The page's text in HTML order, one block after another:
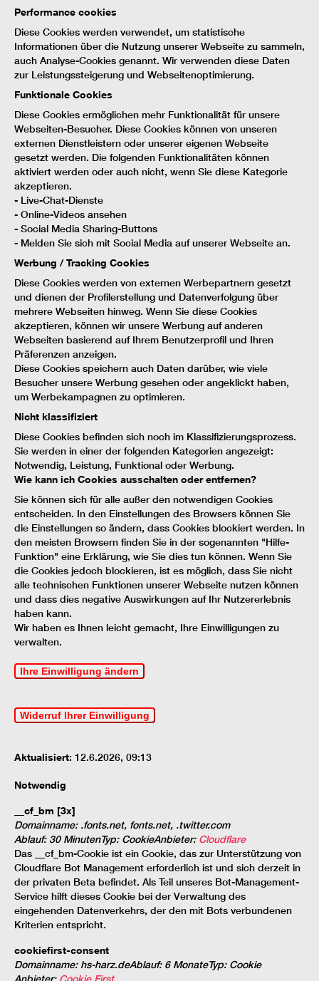
Performance cookies
Diese Cookies werden verwendet, um statistische
Informationen über die Nutzung unserer Webseite zu sammeln,
auch Analyse-Cookies genannt. Wir verwenden diese Daten
zur Leistungssteigerung und Webseitenoptimierung.
Funktionale Cookies
Diese Cookies ermöglichen mehr Funktionalität für unsere
Webseiten-Besucher. Diese Cookies können von unseren
externen Dienstleistern oder unserer eigenen Webseite
gesetzt werden. Die folgenden Funktionalitäten können
aktiviert werden oder auch nicht, wenn Sie diese Kategorie
akzeptieren.
- Live-Chat-Dienste
- Online-Videos ansehen
- Social Media Sharing-Buttons
- Melden Sie sich mit Social Media auf unserer Webseite an.
Werbung / Tracking Cookies
Diese Cookies werden von externen Werbepartnern gesetzt
und dienen der Profilerstellung und Datenverfolgung über
mehrere Webseiten hinweg. Wenn Sie diese Cookies
akzeptieren, können wir unsere Werbung auf anderen
Webseiten basierend auf Ihrem Benutzerprofil und Ihren
Präferenzen anzeigen.
Diese Cookies speichern auch Daten darüber, wie viele
Besucher unsere Werbung gesehen oder angeklickt haben,
um Werbekampagnen zu optimieren.
Nicht klassifiziert
Diese Cookies befinden sich noch im Klassifizierungsprozess.
Sie werden in einer der folgenden Kategorien angezeigt:
Notwendig, Leistung, Funktional oder Werbung.
Wie kann ich Cookies ausschalten oder entfernen?
Sie können sich für alle außer den notwendigen Cookies
entscheiden. In den Einstellungen des Browsers können Sie
die Einstellungen so ändern, dass Cookies blockiert werden. In
den meisten Browsern finden Sie in der sogenannten "Hilfe-
Funktion" eine Erklärung, wie Sie dies tun können. Wenn Sie
die Cookies jedoch blockieren, ist es möglich, dass Sie nicht
alle technischen Funktionen unserer Webseite nutzen können
und dass dies negative Auswirkungen auf Ihr Nutzererlebnis
haben kann.
Wir haben es Ihnen leicht gemacht, Ihre Einwilligungen zu
verwalten.
Ihre Einwilligung ändern
Widerruf Ihrer Einwilligung
Aktualisiert: 12.6.2026, 09:13
Notwendig
__cf_bm [3x]
Domainname: .fonts.net, fonts.net, .twitter.com
Ablauf: 30 MinutenTyp: CookieAnbieter: Cloudflare
Das __cf_bm-Cookie ist ein Cookie, das zur Unterstützung von
Cloudflare Bot Management erforderlich ist und sich derzeit in
der privaten Beta befindet. Als Teil unseres Bot-Management-
Service hilft dieses Cookie bei der Verwaltung des
eingehenden Datenverkehrs, der den mit Bots verbundenen
Kriterien entspricht.
cookiefirst-consent
Domainname: hs-harz.deAblauf: 6 MonateTyp: Cookie